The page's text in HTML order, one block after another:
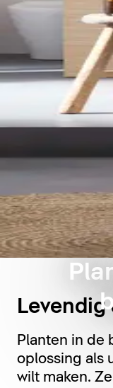
Planten in de
oplossing als
wilt maken.